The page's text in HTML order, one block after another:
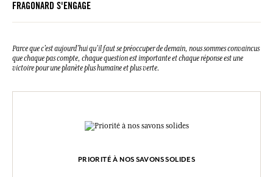
FRAGONARD S'ENGAGE
Parce que c’est aujourd’hui qu’il faut se préoccuper de demain, nous sommes convaincus
que chaque pas compte, chaque question est importante et chaque réponse est une
victoire pour une planète plus humaine et plus verte.
PRIORITÉ À NOS SAVONS SOLIDES